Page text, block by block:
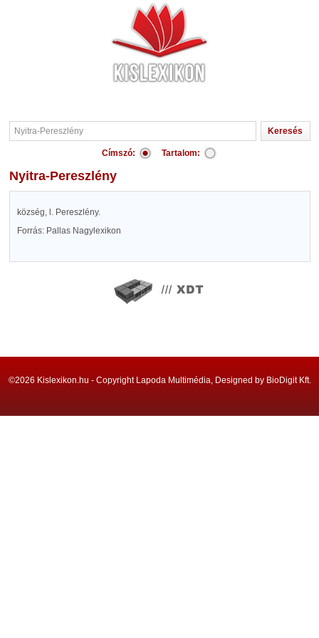
Címszó: Tartalom:
Nyitra-Pereszlény
község, l. Pereszlény.
Forrás: Pallas Nagylexikon
©2026 Kislexikon.hu - Copyright Lapoda Multimédia, Designed by BioDigit Kft.